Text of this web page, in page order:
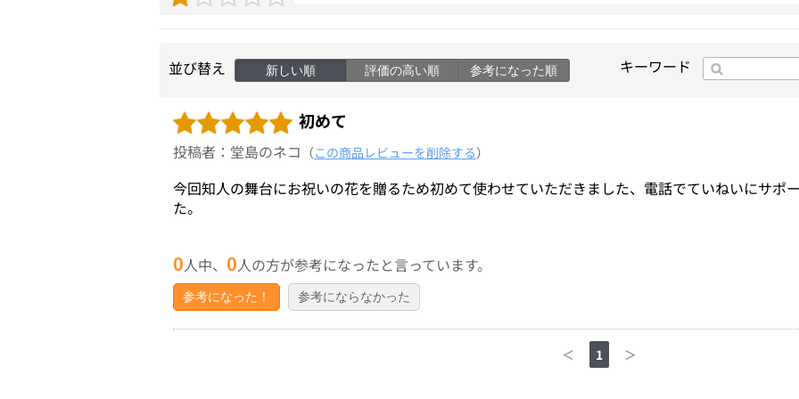
並び替え 新しい順 評価の高い順 参考になった順 キーワード
初めて
投稿者：堂島のネコ （この商品レビューを削除する）
今回知人の舞台にお祝いの花を贈るため初めて使わせていただきました、電話でていねいにサポ
た。
0人中、 0人の方が参考になったと言っています。
参考になった！ 参考にならなかった
＜ 1 ＞